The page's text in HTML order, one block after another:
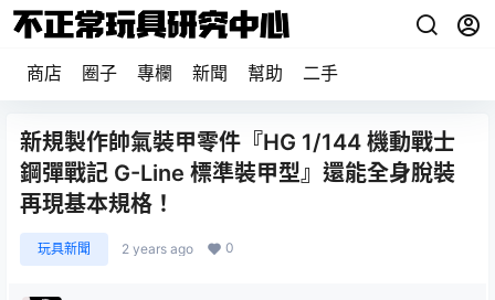
商店 圈子 專欄 新聞 幫助 二手
新規製作帥氣裝甲零件『HG 1/144 機動戰士
鋼彈戰記 G-Line 標準裝甲型』還能全身脫裝
再現基本規格！
玩具新聞 2 years ago 0